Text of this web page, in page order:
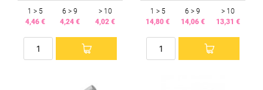
1 > 5
4,46 €
6 > 9
4,24 €
> 10
4,02 €
1 > 5
14,80 €
6 > 9
14,06 €
> 10
13,31 €